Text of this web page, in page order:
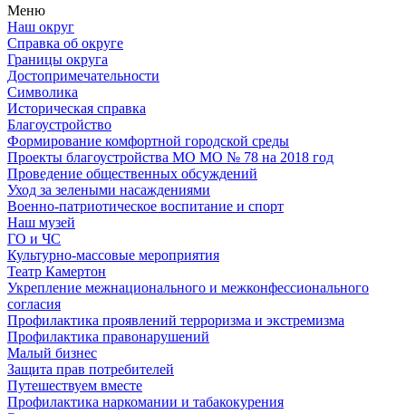
Меню
Наш округ
Справка об округе
Границы округа
Достопримечательности
Символика
Историческая справка
Благоустройство
Формирование комфортной городской среды
Проекты благоустройства МО МО № 78 на 2018 год
Проведение общественных обсуждений
Уход за зелеными насаждениями
Военно-патриотическое воспитание и спорт
Наш музей
ГО и ЧС
Культурно-массовые мероприятия
Театр Камертон
Укрепление межнационального и межконфессионального
согласия
Профилактика проявлений терроризма и экстремизма
Профилактика правонарушений
Малый бизнес
Защита прав потребителей
Путешествуем вместе
Профилактика наркомании и табакокурения